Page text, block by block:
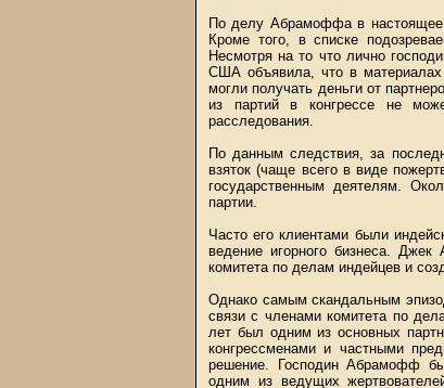
По делу Абрамоффа в настоящее
Кроме того, в списке
Несмотря на то что лично
США объявила, что в материалах
могли получать деньги от
из партий в конгрессе не
расследования.
По данным следствия, за
взяток (чаще всего в виде
государственным деятелям.
партии.
Часто его клиентами были
ведение игорного бизнеса.
комитета по делам индейцев и
Однако самым скандальным
связи с членами комитета по
лет был одним из основных
конгрессменами и частными
решение. Господин Абрамофф
одним из ведущих